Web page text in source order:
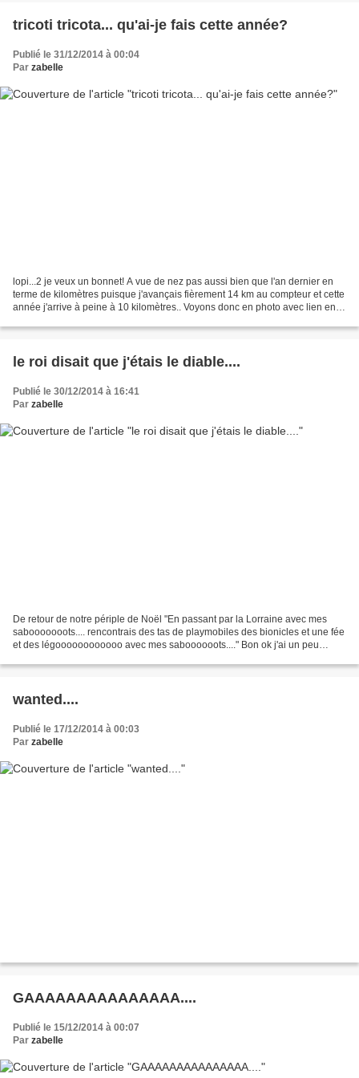
tricoti tricota... qu'ai-je fais cette année?
Publié le 31/12/2014 à 00:04
Par zabelle
lopi...2 je veux un bonnet! A vue de nez pas aussi bien que l'an dernier en
terme de kilomètres puisque j'avançais fièrement 14 km au compteur et cette
année j'arrive à peine à 10 kilomètres.. Voyons donc en photo avec lien en
le roi disait que j'étais le diable....
Publié le 30/12/2014 à 16:41
Par zabelle
De retour de notre périple de Noël "En passant par la Lorraine avec mes
sabooooooots.... rencontrais des tas de playmobiles des bionicles et une fée
et des légoooooooooooo avec mes saboooooots...." Bon ok j'ai un peu
wanted....
Publié le 17/12/2014 à 00:03
Par zabelle
GAAAAAAAAAAAAAAA....
Publié le 15/12/2014 à 00:07
Par zabelle